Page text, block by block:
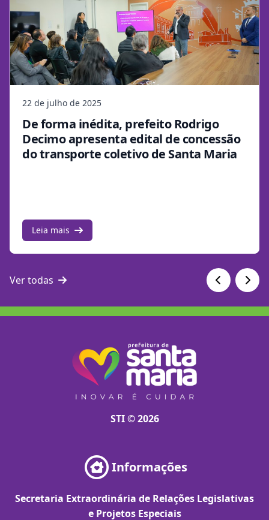
22 de julho de 2025
De forma inédita, prefeito Rodrigo
Decimo apresenta edital de concessão
do transporte coletivo de Santa Maria
Leia mais
Ver todas
STI © 2026
Informações
Secretaria Extraordinária de Relações Legislativas
e Projetos Especiais